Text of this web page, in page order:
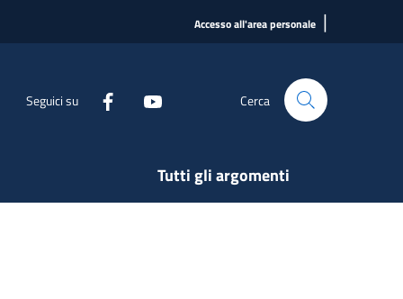
Accesso all'area personale |
Seguici su Cerca
Tutti gli argomenti